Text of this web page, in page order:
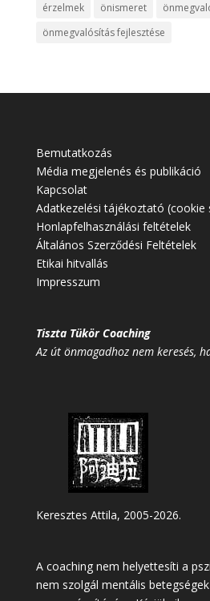
érzelmek
önismeret
önmegvalósítás fejlesztése
Bemutatkozás
Média megjelenés és publikáció
Kapcsolat
Adatkezelési tájékoztató (cookie
Honlapfelhasználási feltételek
Általános Szerződési Feltételek
Etikai hitvallás
Impresszum
Tiszta Tükör Coaching
Az út önmagadhoz nem keresés,
Keresztes Attila, 2005-2026.
A coaching nem helyettesíti a
nem szolgál mentális